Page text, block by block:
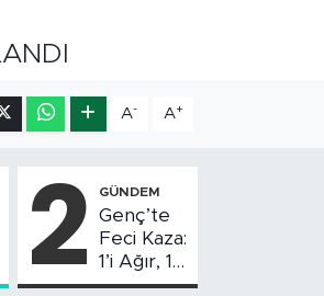
A- A+
2 GÜNDEM
Genç’te
Feci Kaza:
1’i Ağır, 10
Yaralı